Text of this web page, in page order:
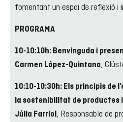
fomentant un espai de reflexió i
PROGRAMA
10-10:10h: Benvinguda i
Carmen López-Quintana,
10:10-10:30h: Els principis de
la sostenibilitat de productes
Júlia Farriol , Responsable de